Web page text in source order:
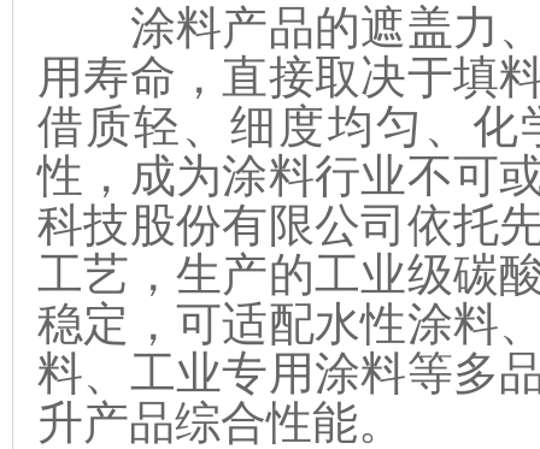
涂料产品的遮盖力、
用寿命，直接取决于填
借质轻、细度均匀、
性，成为涂料行业不可
科技股份有限公司依托
工艺，生产的工业级碳
稳定，可适配水性涂料
料、工业专用涂料等多
升产品综合性能。